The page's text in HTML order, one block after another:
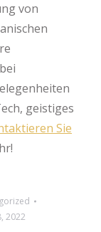
von
geistiges
Sie
2022